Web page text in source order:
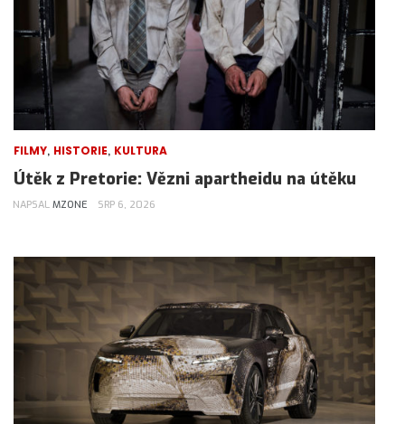
FILMY, HISTORIE, KULTURA
Útěk z Pretorie: Vězni apartheidu na útěku
NAPSAL MZONE SRP 6, 2026